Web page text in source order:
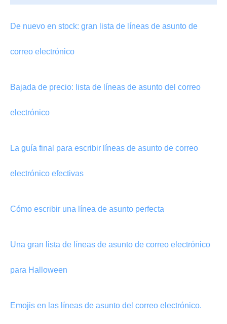
De nuevo en stock: gran lista de líneas de asunto de
correo electrónico
Bajada de precio: lista de líneas de asunto del correo
electrónico
La guía final para escribir líneas de asunto de correo
electrónico efectivas
Cómo escribir una línea de asunto perfecta
Una gran lista de líneas de asunto de correo electrónico
para Halloween
Emojis en las líneas de asunto del correo electrónico.